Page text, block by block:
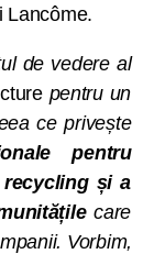
Lancôme.
de vedere al
pentru un
ce privește
pentru
și a
care
Vorbim,